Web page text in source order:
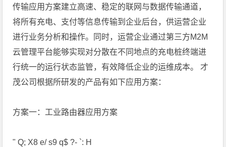
传输应用方案建立高速、稳定的联网与数据传输通道，
将所有充电、支付等信息传输到企业后台，供运营企业
进行业务分析和操作。同时，运营企业通过第三方M2M
云管理平台能够实现对分散在不同地点的充电桩终端进
行统一的运行状态监管，有效降低企业的运维成本。 才
茂公司根据所研发的产品有如下应用方案：
方案一：工业路由器应用方案
" Q; X8 e/ s9 q$ ?- `: H